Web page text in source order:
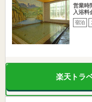
営業時
入浴料
宿泊
楽天トラ